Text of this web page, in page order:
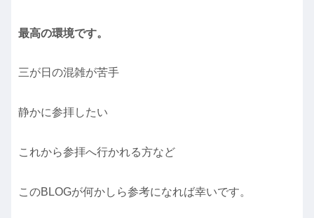
最高の環境です。
三が日の混雑が苦手
静かに参拝したい
これから参拝へ行かれる方など
このBLOGが何かしら参考になれば幸いです。